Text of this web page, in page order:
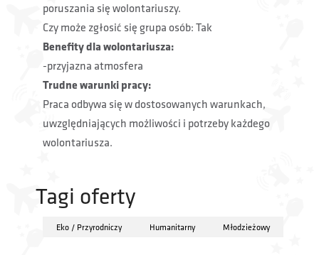
poruszania się wolontariuszy.
Czy może zgłosić się grupa osób: Tak
Benefity dla wolontariusza:
-przyjazna atmosfera
Trudne warunki pracy:
Praca odbywa się w dostosowanych warunkach,
uwzględniających możliwości i potrzeby każdego
wolontariusza.
Tagi oferty
Eko / Przyrodniczy Humanitarny Młodzieżowy